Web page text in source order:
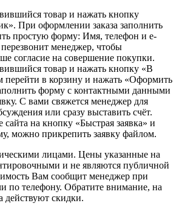
товар и нажать кнопку
При оформлении заказа заполнить
простую форму: Имя, телефон и e-
менеджер, чтобы
согласие на совершение покупки.
товар и нажать кнопку «В
перейти в корзину и нажать «Оформить
форму с контактными данными
С вами свяжется менеджер для
или сразу выставить счёт.
на кнопку «Быстрая заявка» и
можно прикрепить заявку файлом.
лицами. Цены указанные на
и не являются публичной
Вам сообщит менеджер при
по телефону. Обратите внимание, на
действуют скидки.